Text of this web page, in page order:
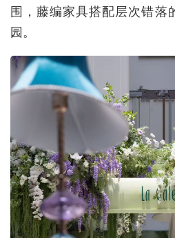
围，藤编家具搭配层次错落
园。